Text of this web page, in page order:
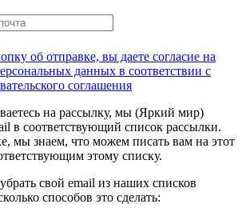
об отправке, вы даете согласие на
данных в соответствии с
соглашения
на рассылку, мы (Яркий мир)
в соответствующий список рассылки.
мы знаем, что можем писать вам на этот
этому списку.
свой email из наших списков
способов это сделать: